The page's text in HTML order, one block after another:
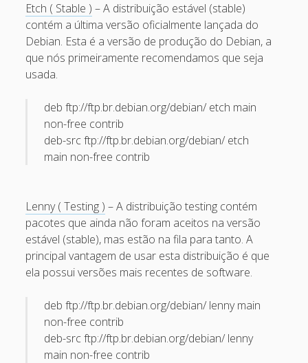
Tools
[Capacite] Linux – Comandos Básicos 2
[Capacite] Linux – Comandos Básicos
[Capacite] Linux – Conceitos Básicos
Recent Comments
Maicon Fonseca ZancoonProtegendo a console
administrativa contra ataques de brute force
Gilson CameloonProtegendo a console administrativa
contra ataques de brute force
tuxtrackonOtimizando a detecção de ataques de SQLi
com evasão do Ossec HIDS
nginx no Debian
Archives
Etch ( Stable ) – A distribuição estável (stable)
contém a última versão oficialmente lançada do
Debian. Esta é a versão de produção do Debian, a
que nós primeiramente recomendamos que seja
usada.
deb ftp://ftp.br.debian.org/debian/ etch main
non-free contrib
deb-src ftp://ftp.br.debian.org/debian/ etch
main non-free contrib
Lenny ( Testing ) – A distribuição testing contém
pacotes que ainda não foram aceitos na versão
estável (stable), mas estão na fila para tanto. A
principal vantagem de usar esta distribuição é que
ela possui versões mais recentes de software.
deb ftp://ftp.br.debian.org/debian/ lenny main
non-free contrib
deb-src ftp://ftp.br.debian.org/debian/ lenny
main non-free contrib